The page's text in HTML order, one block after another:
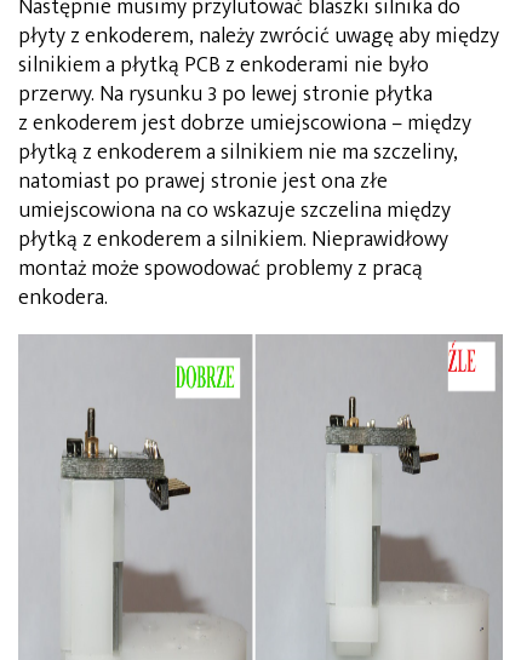
płyty z enkoderem, należy zwrócić uwagę aby między
silnikiem a płytką PCB z enkoderami nie było
przerwy. Na rysunku 3 po lewej stronie płytka
z enkoderem jest dobrze umiejscowiona – między
płytką z enkoderem a silnikiem nie ma szczeliny,
natomiast po prawej stronie jest ona złe
umiejscowiona na co wskazuje szczelina między
płytką z enkoderem a silnikiem. Nieprawidłowy
montaż może spowodować problemy z pracą
enkodera.